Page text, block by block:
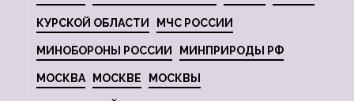
КУРСКОЙ ОБЛАСТИ МЧС РОССИИ
МИНОБОРОНЫ РОССИИ МИНПРИРОДЫ РФ
МОСКВА МОСКВЕ МОСКВЫ